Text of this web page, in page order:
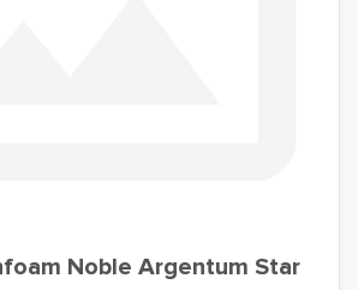
Noble Argentum Star